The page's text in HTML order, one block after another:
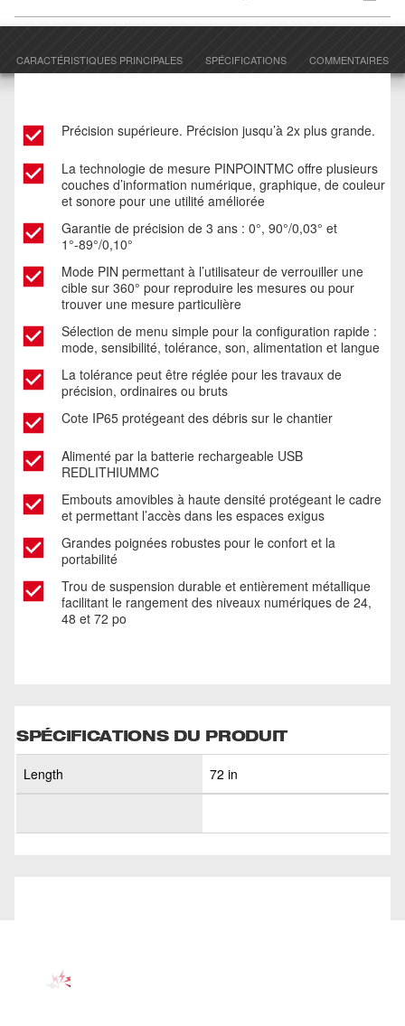
CARACTÉRISTIQUES PRINCIPALES SPÉCIFICATIONS COMMENTAIRES
Précision supérieure. Précision jusqu’à 2x plus grande.
La technologie de mesure PINPOINTMC offre plusieurs
couches d’information numérique, graphique, de couleur
et sonore pour une utilité améliorée
Garantie de précision de 3 ans : 0°, 90°/0,03° et
1°-89°/0,10°
Mode PIN permettant à l’utilisateur de verrouiller une
cible sur 360° pour reproduire les mesures ou pour
trouver une mesure particulière
Sélection de menu simple pour la configuration rapide :
mode, sensibilité, tolérance, son, alimentation et langue
La tolérance peut être réglée pour les travaux de
précision, ordinaires ou bruts
Cote IP65 protégeant des débris sur le chantier
Alimenté par la batterie rechargeable USB
REDLITHIUMMC
Embouts amovibles à haute densité protégeant le cadre
et permettant l’accès dans les espaces exigus
Grandes poignées robustes pour le confort et la
portabilité
Trou de suspension durable et entièrement métallique
facilitant le rangement des niveaux numériques de 24,
48 et 72 po
SPÉCIFICATIONS DU PRODUIT
Length 72 in